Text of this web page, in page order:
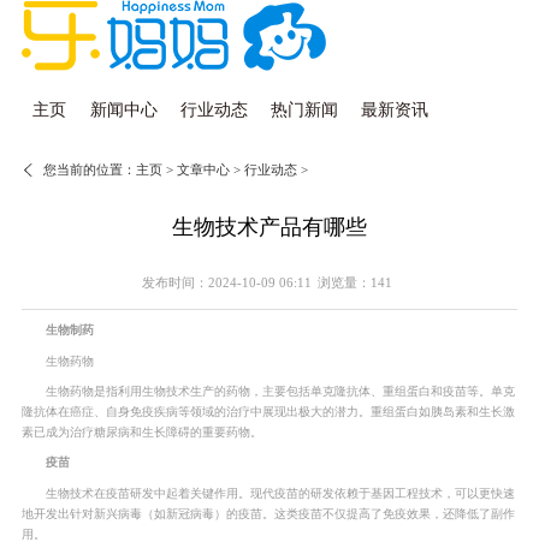
主页 新闻中心 行业动态 热门新闻 最新资讯
您当前的位置：主页 >文章中心 >行业动态 >
生物技术产品有哪些
发布时间：2024-10-09 06:11 浏览量：141
生物制药
生物药物
生物药物是指利用生物技术生产的药物，主要包括单克隆抗体、重组蛋白和疫苗等。单克
隆抗体在癌症、自身免疫疾病等领域的治疗中展现出极大的潜力。重组蛋白如胰岛素和生长激
素已成为治疗糖尿病和生长障碍的重要药物。
疫苗
生物技术在疫苗研发中起着关键作用。现代疫苗的研发依赖于基因工程技术，可以更快速
地开发出针对新兴病毒（如新冠病毒）的疫苗。这类疫苗不仅提高了免疫效果，还降低了副作
用。